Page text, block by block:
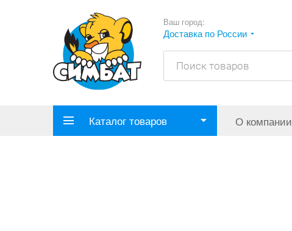
Ваш город:
Доставка по России
Каталог товаров О компании